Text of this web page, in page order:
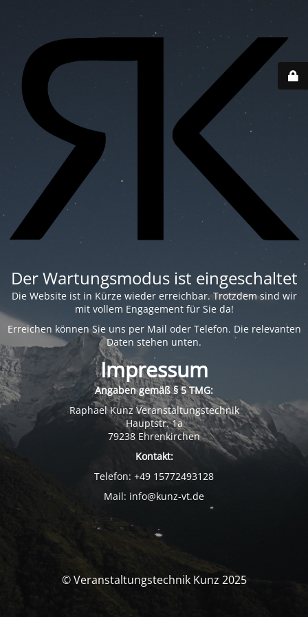
Der Wartungsmodus ist eingeschaltet
Die Website ist in Kürze wieder erreichbar. Trotzdem sind wir
mit vollem Engagement für Sie da!
Erreichen können Sie uns per Mail oder Telefon. Die relevanten
Daten stehen unten.
Impressum
Angaben gemäß § 5 TMG:
Raphael Kunz Veranstaltungstechnik
Hauptstr. 1a
79238 Ehrenkirchen
Kontakt:
Telefon: +49 15772493128
Mail: info@kunz-vt.de
© Veranstaltungstechnik Kunz 2025